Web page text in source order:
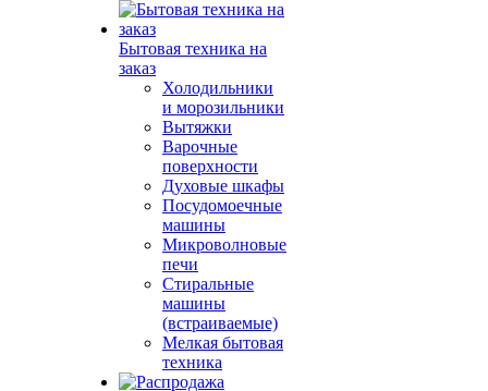
Бытовая техника на
заказ
Холодильники
и морозильники
Вытяжки
Варочные
поверхности
Духовые шкафы
Посудомоечные
машины
Микроволновые
печи
Стиральные
машины
(встраиваемые)
Мелкая бытовая
техника